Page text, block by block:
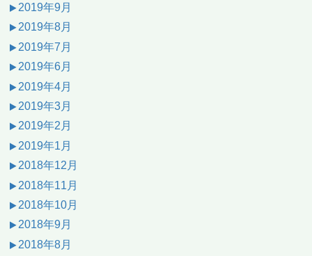
2019年9月
2019年8月
2019年7月
2019年6月
2019年4月
2019年3月
2019年2月
2019年1月
2018年12月
2018年11月
2018年10月
2018年9月
2018年8月